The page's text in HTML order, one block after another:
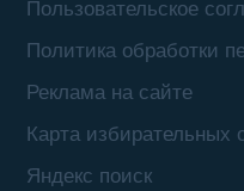
Пользовательское
Политика обработки
Реклама на сайте
Карта избирательных
Яндекс поиск